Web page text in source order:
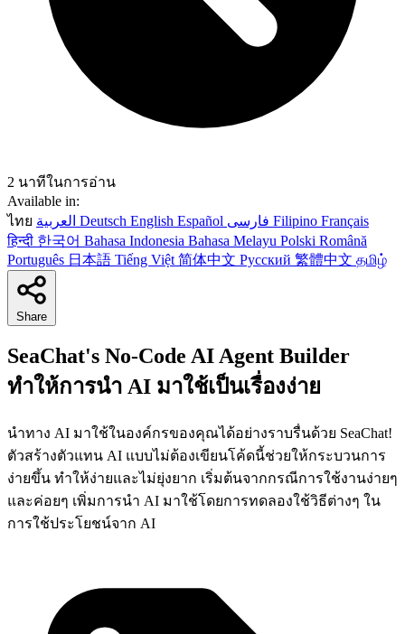
2 นาทีในการอ่าน
Available in:
ไทย
Deutsch English Español Filipino Français
हिन्दी 한국어 Bahasa Indonesia Bahasa Melayu Polski Română
Português 日本語 Tiếng Việt 简体中文 Русский 繁體中文 தமிழ்
Share
SeaChat's No-Code AI Agent Builder
ทำให้การนำ AI มาใช้เป็นเรื่องง่าย
นำทาง AI มาใช้ในองค์กรของคุณได้อย่างราบรื่นด้วย SeaChat!
ตัวสร้างตัวแทน AI แบบไม่ต้องเขียนโค้ดนี้ช่วยให้กระบวนการ
ง่ายขึ้น ทำให้ง่ายและไม่ยุ่งยาก เริ่มต้นจากกรณีการใช้งานง่ายๆ
และค่อยๆ เพิ่มการนำ AI มาใช้โดยการทดลองใช้วิธีต่างๆ ใน
การใช้ประโยชน์จาก AI